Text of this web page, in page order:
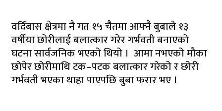
वर्दिबास क्षेत्रमा नै गत १५ चैैतमा आफ्नै बुबाले १३
वर्षीया छोरीलाई बलात्कार गरेर गर्भवती बनाएको
घटना सार्वजनिक भएको थियो । आमा नभएको मौका
छोपेर छोरीमाथि टक–पटक बलात्कार गरेको र छोरी
गर्भवती भएका थाहा पाएपछि बुबा फरार भए ।